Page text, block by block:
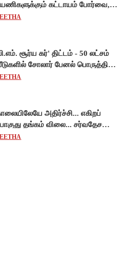
கட்டாயம் போர்வை,
வழங்க உத்தரவு!
சூர்ய கர்' திட்டம் - 50 லட்சம்
சோலார் பேனல் பொருத்தி
அரசு சாதனை!
அதிர்ச்சி... எகிறப்
தங்கம் விலை... சர்வதேச
$192 உயர்வு - இந்திய